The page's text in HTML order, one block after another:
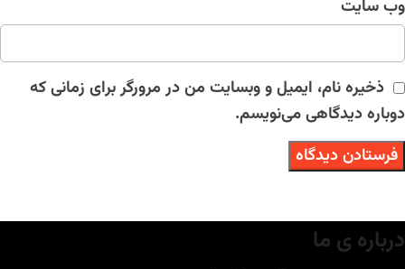
وب‌ سایت
ذخیره نام، ایمیل و وبسایت من در مرورگر برای زمانی که
دوباره دیدگاهی می‌نویسم.
درباره ی ما